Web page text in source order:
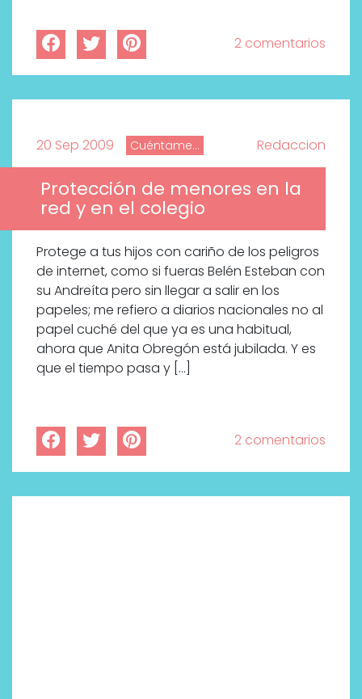
2 comentarios
20 Sep 2009 Cuéntame... Redaccion
Protección de menores en la
red y en el colegio
Protege a tus hijos con cariño de los peligros
de internet, como si fueras Belén Esteban con
su Andreíta pero sin llegar a salir en los
papeles; me refiero a diarios nacionales no al
papel cuché del que ya es una habitual,
ahora que Anita Obregón está jubilada. Y es
que el tiempo pasa y […]
2 comentarios